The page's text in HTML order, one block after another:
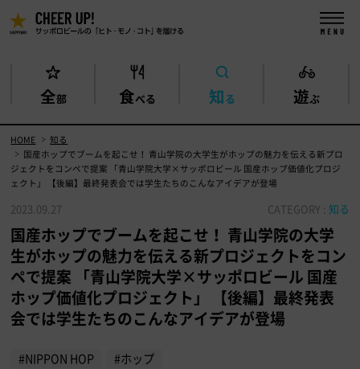
全部 食べる 知る 遊ぶ
HOME
知る
国産ホップでブームを起こせ！ 青山学院の大学生がホップの魅力を伝える新プロ
ジェクトをコンペで提案 「青山学院大学×サッポロビール 国産ホップ価値化プロジ
ェクト」 【後編】最終発表会では学生たちのこんなアイデアが登場
2023.09.27 CATEGORY : 知る
国産ホップでブームを起こせ！ 青山学院の大学
生がホップの魅力を伝える新プロジェクトをコン
ペで提案 「青山学院大学×サッポロビール 国産
ホップ価値化プロジェクト」 【後編】最終発表
会では学生たちのこんなアイデアが登場
#NIPPON HOP #ホップ